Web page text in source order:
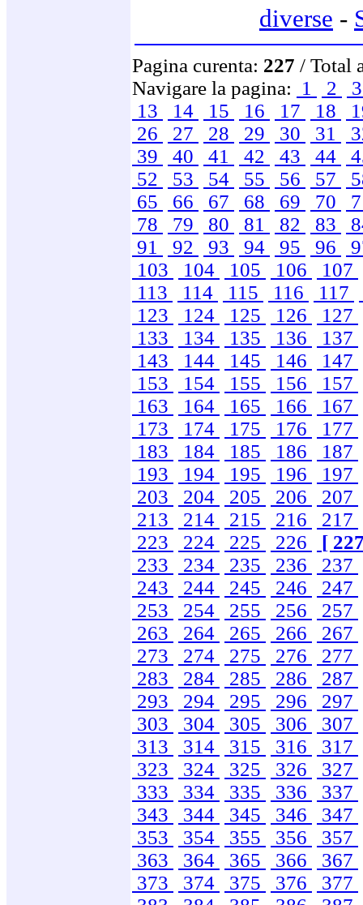
diverse -
Pagina curenta: 227 / Total
Navigare la pagina: 1 2
13
14 15 16 17 18
26
27 28 29 30 31
39
40 41 42 43 44
52
53 54 55 56 57
65
66 67 68 69 70
78
79 80 81 82 83
91
92 93 94 95 96
103
104 105 106
107
113
114 115 116 117
123
124 125 126
127
133
134 135 136
137
143
144 145 146
147
153
154 155 156
157
163
164 165 166
167
173
174 175 176
177
183
184 185 186
187
193
194 195 196
197
203
204 205 206
207
213
214 215 216
217
223
224 225 226
[
233
234 235 236
237
243
244 245 246
247
253
254 255 256
257
263
264 265 266
267
273
274 275 276
277
283
284 285 286
287
293
294 295 296
297
303
304 305 306
307
313
314 315 316
317
323
324 325 326
327
333
334 335 336
337
343
344 345 346
347
353
354 355 356
357
363
364 365 366
367
373
374 375 376
377